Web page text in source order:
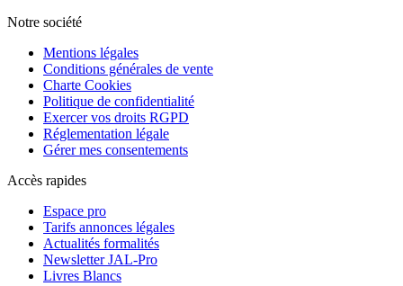
Notre société
Mentions légales
Conditions générales de vente
Charte Cookies
Politique de confidentialité
Exercer vos droits RGPD
Réglementation légale
Gérer mes consentements
Accès rapides
Espace pro
Tarifs annonces légales
Actualités formalités
Newsletter JAL-Pro
Livres Blancs